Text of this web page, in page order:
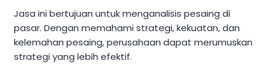
Jasa ini bertujuan untuk menganalisis pesaing di
pasar. Dengan memahami strategi, kekuatan, dan
kelemahan pesaing, perusahaan dapat merumuskan
strategi yang lebih efektif.